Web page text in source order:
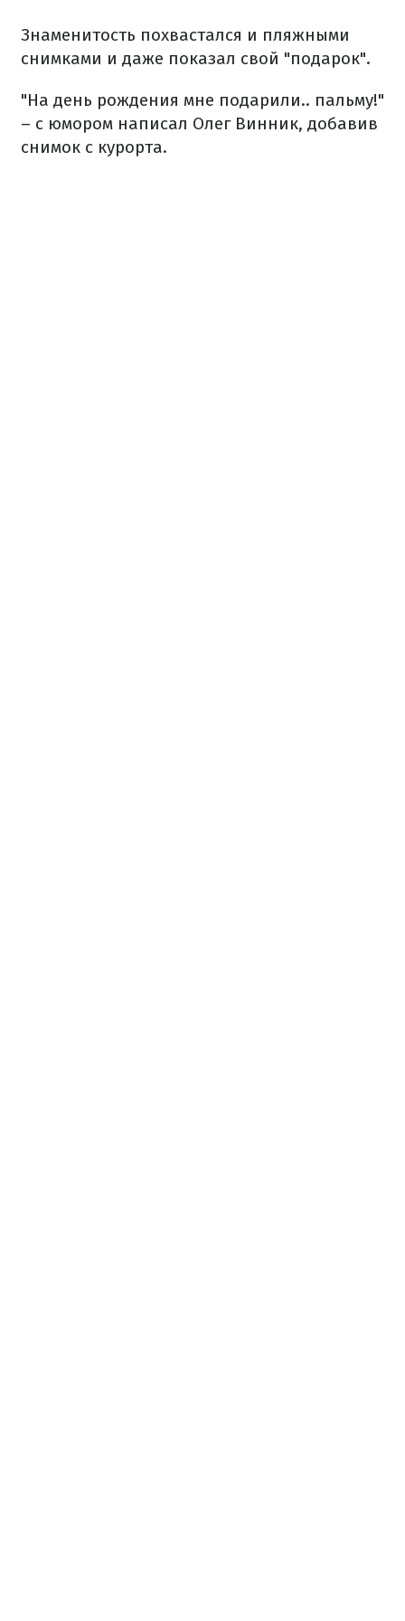
Знаменитость похвастался и пляжными
снимками и даже показал свой "подарок".
"На день рождения мне подарили.. пальму!"
– с юмором написал Олег Винник, добавив
снимок с курорта.